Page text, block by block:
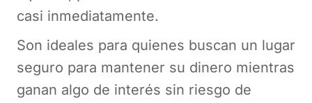
casi inmediatamente.
Son ideales para quienes buscan un lugar
seguro para mantener su dinero mientras
ganan algo de interés sin riesgo de